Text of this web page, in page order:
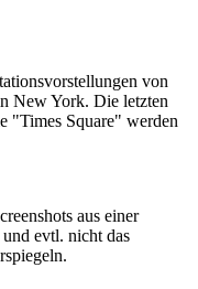
von
New York. Die letzten
"Times Square" werden
aus einer
evtl. nicht das